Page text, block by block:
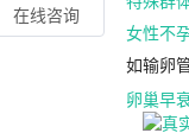
在线咨询
女性不
如输卵
卵巢早